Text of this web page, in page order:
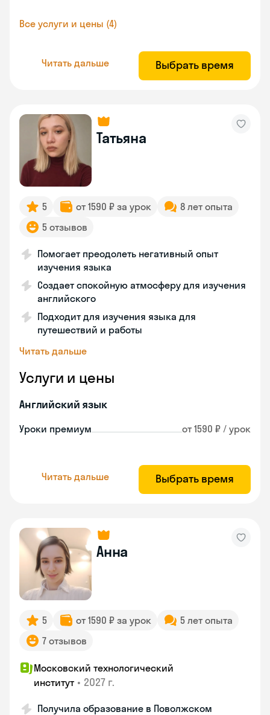
Все услуги и цены (4)
Читать дальше Выбрать время
Татьяна
5 от 1590 ₽ за урок
8 лет опыта
5 отзывов
Помогает преодолеть негативный опыт
изучения языка
Создает спокойную атмосферу для изучения
английского
Подходит для изучения языка для
путешествий и работы
Читать дальше
Услуги и цены
Английский язык
Уроки премиум от 1590 ₽ / урок
Читать дальше Выбрать время
Анна
5 от 1590 ₽ за урок
5 лет опыта
7 отзывов
Московский технологический
институт • 2027 г.
Получила образование в Поволжском